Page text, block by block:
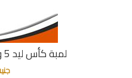
لمبة كأس ليد 5 وات أبيض بالدواية